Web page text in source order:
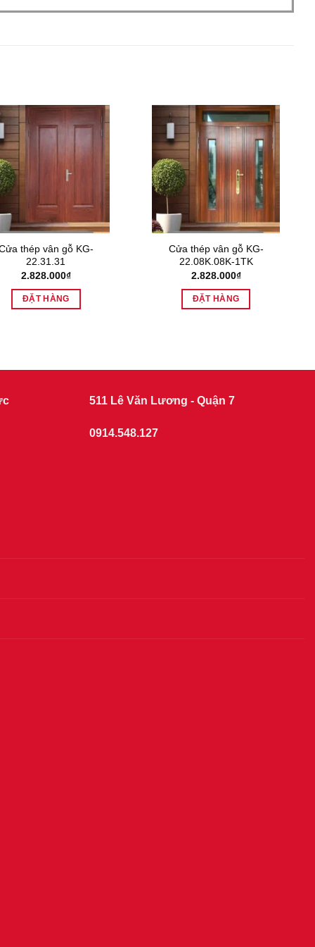
thép vân gỗ KG-
22.31.31
2.828.000₫
ĐẶT HÀNG
Cửa thép vân gỗ KG-
22.08K.08K-1TK
2.828.000₫
ĐẶT HÀNG
511 Lê Văn Lương - Quận 7
0914.548.127